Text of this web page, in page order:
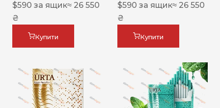
$590 за ящик≈ 26 550
₴
Купити
$590 за ящик≈ 26 550
₴
Купити